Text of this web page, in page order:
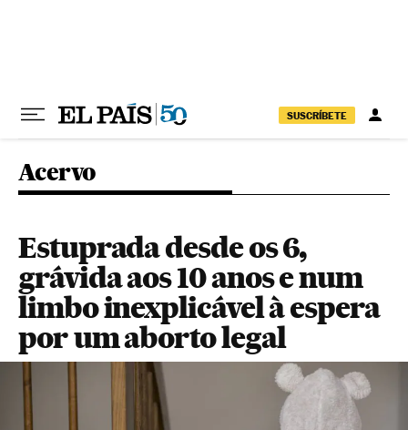
SUSCRÍBETE
Acervo
Estuprada desde os 6,
grávida aos 10 anos e num
limbo inexplicável à espera
por um aborto legal